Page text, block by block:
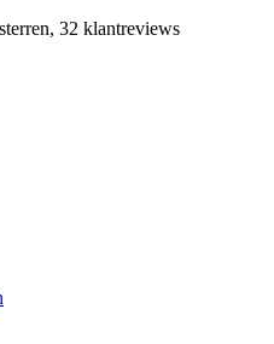
32 klantreviews